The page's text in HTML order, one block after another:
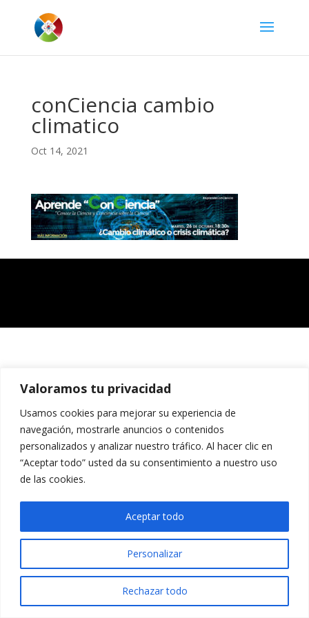
Valoramos tu privacidad
Usamos cookies para mejorar su experiencia de
navegación, mostrarle anuncios o contenidos
personalizados y analizar nuestro tráfico. Al hacer clic en
“Aceptar todo” usted da su consentimiento a nuestro uso
de las cookies.
Personalizar
Rechazar todo
Aceptar todo
conCiencia cambio
climatico
Oct 14, 2021